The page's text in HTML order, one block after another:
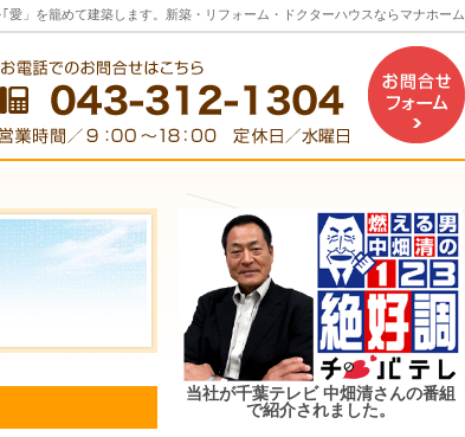
愛」を籠めて建築します。新築・リフォーム・ドクターハウスならマナホーム
当社が千葉テレビ 中畑清さんの番組
で紹介されました。